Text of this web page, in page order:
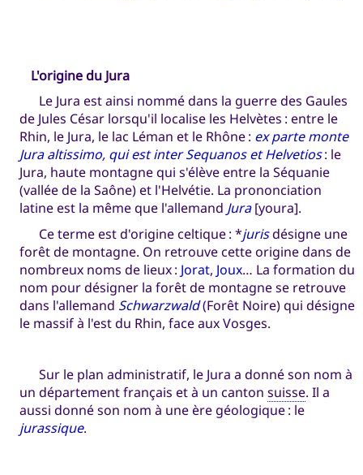
L'origine du Jura
Le Jura est ainsi nommé dans la guerre des Gaules
de Jules César lorsqu'il localise les Helvètes : entre le
Rhin, le Jura, le lac Léman et le Rhône : ex parte monte
Jura altissimo, qui est inter Sequanos et Helvetios: le
Jura, haute montagne qui s'élève entre la Séquanie
(vallée de la Saône) et l'Helvétie. La prononciation
latine est la même que l'allemand Jura[youra].
Ce terme est d'origine celtique : *jurisdésigne une
forêt de montagne. On retrouve cette origine dans de
nombreux noms de lieux : Jorat, Joux… La formation du
nom pour désigner la forêt de montagne se retrouve
dans l'allemand Schwarzwald(Forêt Noire) qui désigne
le massif à l'est du Rhin, face aux Vosges.
Sur le plan administratif, le Jura a donné son nom à
un département français et à un canton suisse. Il a
aussi donné son nom à une ère géologique : le
jurassique.